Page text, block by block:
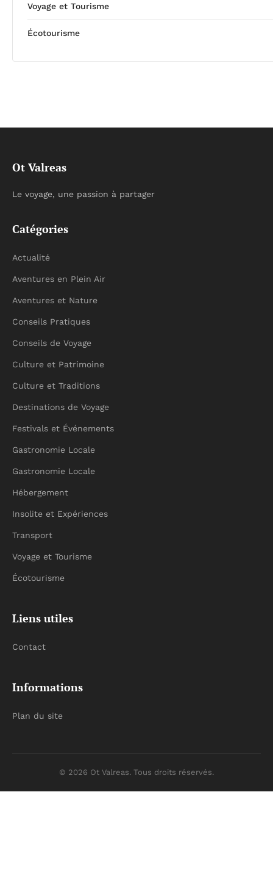
Voyage et Tourisme
Écotourisme
Ot Valreas
Le voyage, une passion à partager
Catégories
Actualité
Aventures en Plein Air
Aventures et Nature
Conseils Pratiques
Conseils de Voyage
Culture et Patrimoine
Culture et Traditions
Destinations de Voyage
Festivals et Événements
Gastronomie Locale
Gastronomie Locale
Hébergement
Insolite et Expériences
Transport
Voyage et Tourisme
Écotourisme
Liens utiles
Contact
Informations
Plan du site
© 2026 Ot Valreas. Tous droits réservés.